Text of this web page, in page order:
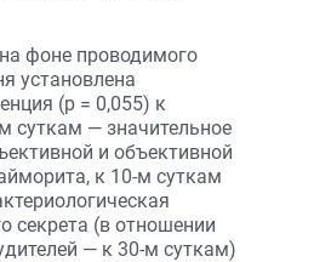
фоне проводимого
установлена
(р = 0,055) к
суткам — значительное
и объективной
к 10-м суткам
секрета (в отношении
— к 30-м суткам)